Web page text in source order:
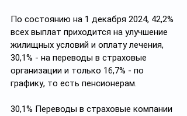
По состоянию на 1 декабря 2024, 42,2%
всех выплат приходится на улучшение
жилищных условий и оплату лечения,
30,1% - на переводы в страховые
организации и только 16,7% - по
графику, то есть пенсионерам.
30,1% Переводы в страховые компании